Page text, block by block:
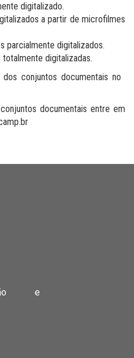
digitalizado.
a partir de microfilmes
parcialmente digitalizados.
totalmente digitalizadas.
conjuntos documentais no
documentais entre em
e